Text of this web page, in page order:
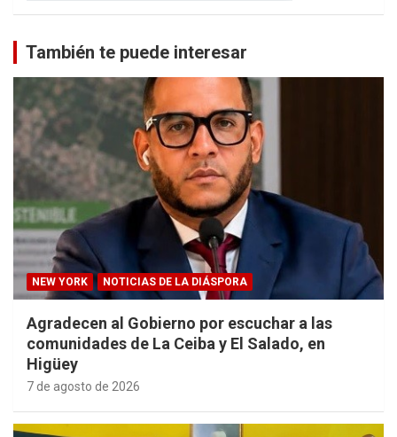
También te puede interesar
NEW YORK NOTICIAS DE LA DIÁSPORA
Agradecen al Gobierno por escuchar a las
comunidades de La Ceiba y El Salado, en
Higüey
7 de agosto de 2026